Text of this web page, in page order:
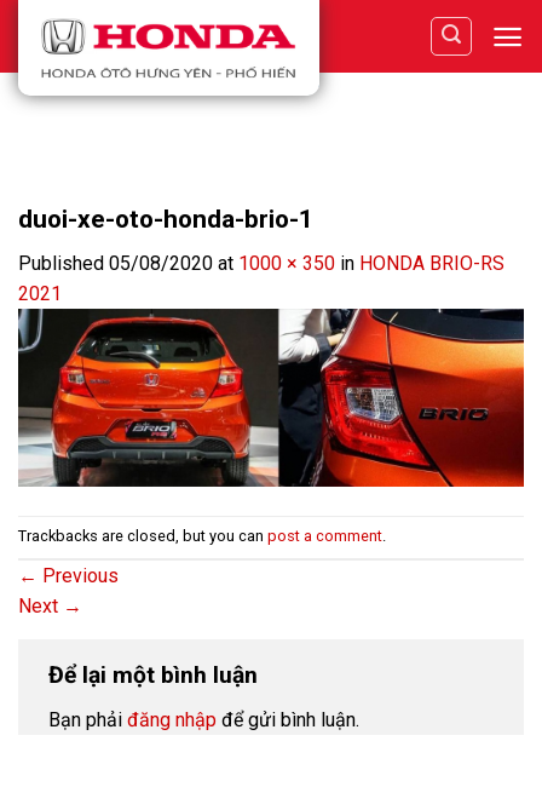
content
duoi-xe-oto-honda-brio-1
Published 05/08/2020 at 1000 × 350 in HONDA BRIO-RS
2021
Trackbacks are closed, but you can post a comment.
← Previous
Next →
Để lại một bình luận
Bạn phải đăng nhập để gửi bình luận.